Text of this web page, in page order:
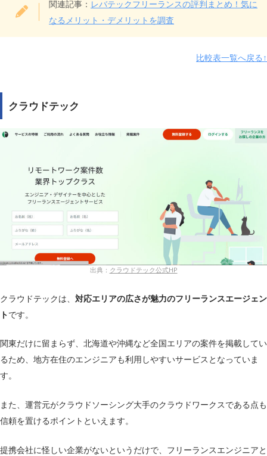
エンジニア
在宅・リモート案件
副業案件 有り
関連記事： レバテックフリーランスの評判まとめ！気に
なるメリット・デメリットを調査
比較表一覧へ戻る↑
クラウドテック
出典： クラウドテック公式HP
クラウドテックは、 対応エリアの広さが魅力のフリーランスエージェン
トです。
関東だけに留まらず、北海道や沖縄など全国エリアの案件を掲載してい
るため、地方在住のエンジニアも利用しやすいサービスとなっていま
す。
また、運営元がクラウドソーシング大手のクラウドワークスである点も
信頼を置けるポイントといえます。
提携会社に怪しい企業がないというだけで、フリーランスエンジニアと